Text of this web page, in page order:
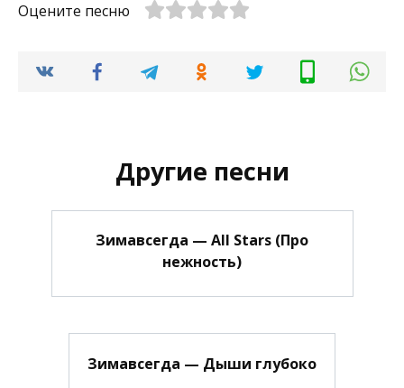
Оцените песню
Другие песни
Зимавсегда — All Stars (Про
нежность)
Зимавсегда — Дыши глубоко